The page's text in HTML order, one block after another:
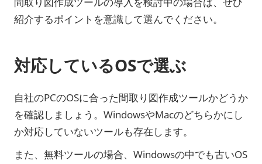
紹介するポイントを意識して選んでください。
対応しているOSで選ぶ
自社のPCのOSに合った間取り図作成ツールかどうか
を確認しましょう。WindowsやMacのどちらかにし
か対応していないツールも存在します。
また、無料ツールの場合、Windowsの中でも古いOS